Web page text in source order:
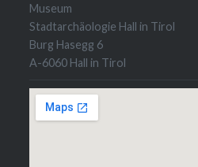
Museum
Stadtarchäologie Hall in Tirol
Burg Hasegg 6
A-6060 Hall in Tirol